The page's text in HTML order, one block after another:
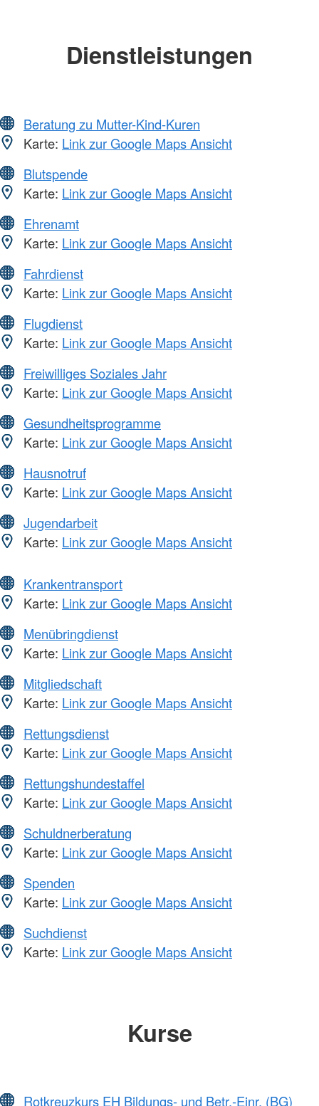
Dienstleistungen
Beratung zu Mutter-Kind-Kuren
Karte: Link zur Google Maps Ansicht
Blutspende
Karte: Link zur Google Maps Ansicht
Ehrenamt
Karte: Link zur Google Maps Ansicht
Fahrdienst
Karte: Link zur Google Maps Ansicht
Flugdienst
Karte: Link zur Google Maps Ansicht
Freiwilliges Soziales Jahr
Karte: Link zur Google Maps Ansicht
Gesundheitsprogramme
Karte: Link zur Google Maps Ansicht
Hausnotruf
Karte: Link zur Google Maps Ansicht
Jugendarbeit
Karte: Link zur Google Maps Ansicht
Krankentransport
Karte: Link zur Google Maps Ansicht
Menübringdienst
Karte: Link zur Google Maps Ansicht
Mitgliedschaft
Karte: Link zur Google Maps Ansicht
Rettungsdienst
Karte: Link zur Google Maps Ansicht
Rettungshundestaffel
Karte: Link zur Google Maps Ansicht
Schuldnerberatung
Karte: Link zur Google Maps Ansicht
Spenden
Karte: Link zur Google Maps Ansicht
Suchdienst
Karte: Link zur Google Maps Ansicht
Kurse
Rotkreuzkurs EH Bildungs- und Betr.-Einr. (BG)